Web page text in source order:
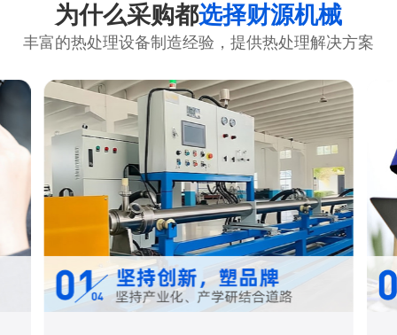
为什么采购都选择财源机械
丰富的热处理设备制造经验，提供热处理解决方案